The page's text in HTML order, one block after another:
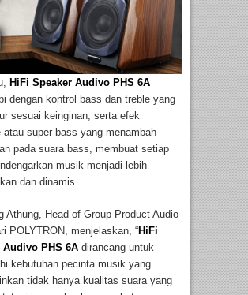
HiFi Speaker Audivo PHS 6A
dengan kontrol bass dan treble yang
sesuai keinginan, serta efek
atau super bass yang menambah
pada suara bass, membuat setiap
musik menjadi lebih
dan dinamis.
Athung, Head of Group Product Audio
POLYTRON, menjelaskan, “HiFi
Audivo PHS 6A dirancang untuk
kebutuhan pecinta musik yang
tidak hanya kualitas suara yang